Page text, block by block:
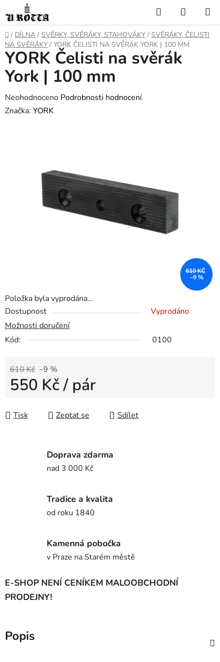
na
obsah
Hledat
KOŠÍK
DOMŮ
/ DÍLNA / SVĚRKY, SVĚRÁKY, STAHOVÁKY / SVĚRÁKY, ČELISTI
NA SVĚRÁKY / YORK ČELISTI NA SVĚRÁK YORK | 100 MM
Položka byla vyprodána…
Dostupnost
Vyprodáno
Možnosti doručení
Kód:
0100
610 Kč –9 %
550 Kč/ pár
Tisk
Zeptat se Sdílet
YORK Čelisti na svěrák
York | 100 mm
Průměrné
hodnocení
Neohodnoceno Podrobnosti hodnocení
Značka: YORK
610 KČ
–9 %
Doprava zdarma
nad 3 000 Kč
Tradice a kvalita
od roku 1840
Kamenná pobočka
v Praze na Starém městě
E-SHOP NENÍ CENÍKEM MALOOBCHODNÍ
PRODEJNY!
Popis